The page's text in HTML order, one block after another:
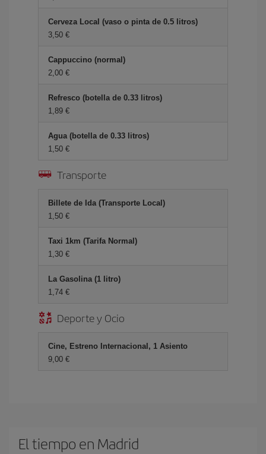
Cerveza Local (vaso o pinta de 0.5 litros)
3,50 €
Cappuccino (normal)
2,00 €
Refresco (botella de 0.33 litros)
1,89 €
Agua (botella de 0.33 litros)
1,50 €
Transporte
Billete de Ida (Transporte Local)
1,50 €
Taxi 1km (Tarifa Normal)
1,30 €
La Gasolina (1 litro)
1,74 €
Deporte y Ocio
Cine, Estreno Internacional, 1 Asiento
9,00 €
El tiempo en Madrid